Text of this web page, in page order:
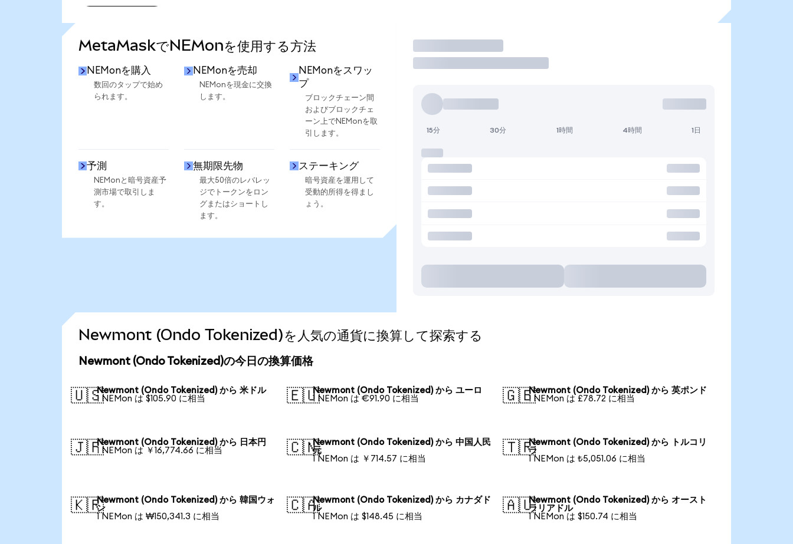
MetaMaskでNEMonを使用する方法
NEMonを購入
数回のタップで始め
られます。
NEMonを売却
NEMonを現金に交換
します。
NEMonをスワッ
プ
ブロックチェーン間
およびブロックチェ
ーン上でNEMonを取
引します。
予測
NEMonと暗号資産予
測市場で取引しま
す。
無期限先物
最大50倍のレバレッ
ジでトークンをロン
グまたはショートし
ます。
ステーキング
暗号資産を運用して
受動的所得を得まし
ょう。
取引
15分 30分 1時間 4時間 1日
Newmont (Ondo Tokenized)を人気の通貨に換算して探索する
Newmont (Ondo Tokenized)の今日の換算価格
🇺🇸Newmont (Ondo Tokenized) から 米ドル
1 NEMon は $105.90 に相当
🇪🇺Newmont (Ondo Tokenized) から ユーロ
1 NEMon は €91.90 に相当
🇬🇧Newmont (Ondo Tokenized) から 英ポンド
1 NEMon は £78.72 に相当
🇯🇵Newmont (Ondo Tokenized) から 日本円
1 NEMon は ￥16,774.66 に相当
🇨🇳Newmont (Ondo Tokenized) から 中国人民
元
1 NEMon は ￥714.57 に相当
🇹🇷Newmont (Ondo Tokenized) から トルコリ
ラ
1 NEMon は ₺5,051.06 に相当
🇰🇷Newmont (Ondo Tokenized) から 韓国ウォ
ン
1 NEMon は ₩150,341.3 に相当
🇨🇦Newmont (Ondo Tokenized) から カナダド
ル
1 NEMon は $148.45 に相当
🇦🇺Newmont (Ondo Tokenized) から オースト
ラリアドル
1 NEMon は $150.74 に相当